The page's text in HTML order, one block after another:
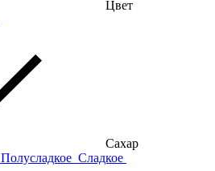
Цвет
Сахар
Полусладкое Сладкое